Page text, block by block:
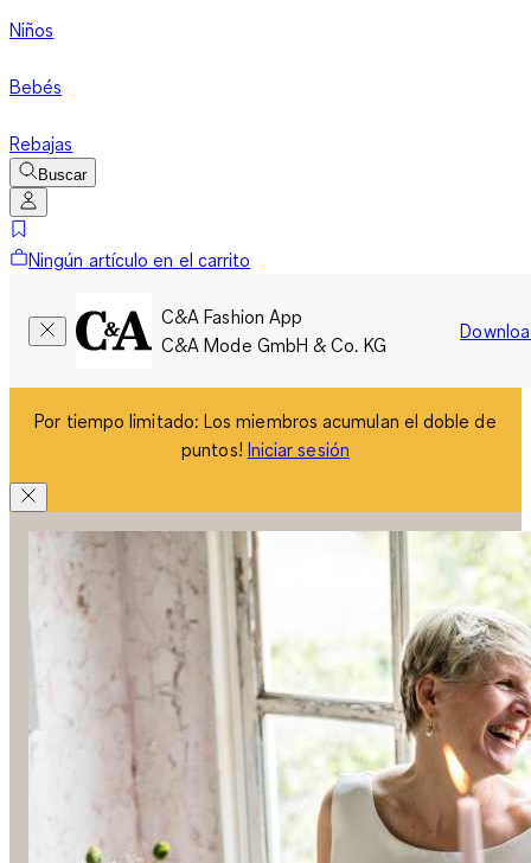
Niños
Bebés
Rebajas
Buscar
Ningún artículo en el carrito
C&A Fashion App
C&A Mode GmbH & Co. KG
Por tiempo limitado: Los miembros acumulan el doble de
puntos! Iniciar sesión